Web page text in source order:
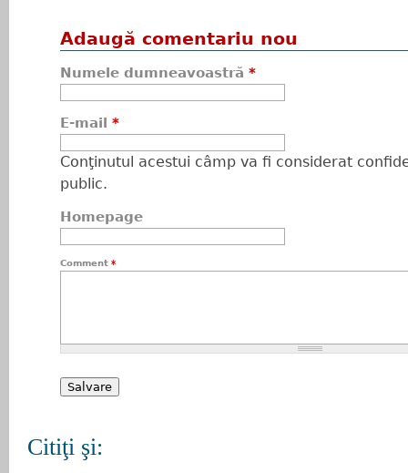
Adaugă comentariu nou
Numele dumneavoastră *
E-mail *
Conţinutul acestui câmp va fi considerat
public.
Homepage
Comment *
Citiţi şi: